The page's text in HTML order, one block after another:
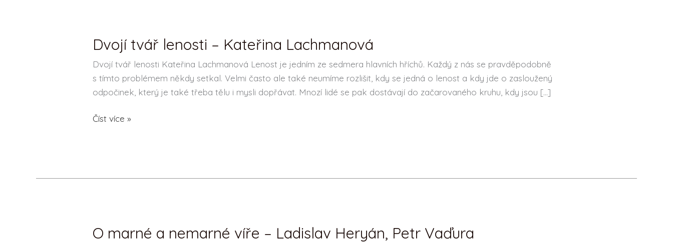
Dvojí tvář lenosti – Kateřina Lachmanová
Dvojí tvář lenosti Kateřina Lachmanová Lenost je jedním ze sedmera hlavních hříchů. Každý z nás se pravděpodobně
s tímto problémem někdy setkal. Velmi často ale také neumíme rozlišit, kdy se jedná o lenost a kdy jde o zasloužený
odpočinek, který je také třeba tělu i mysli dopřávat. Mnozí lidé se pak dostávají do začarovaného kruhu, kdy jsou […]
Dvojí
lenosti
–
Kateřina
Číst více »
O marné a nemarné víře – Ladislav Heryán, Petr Vaďura
O